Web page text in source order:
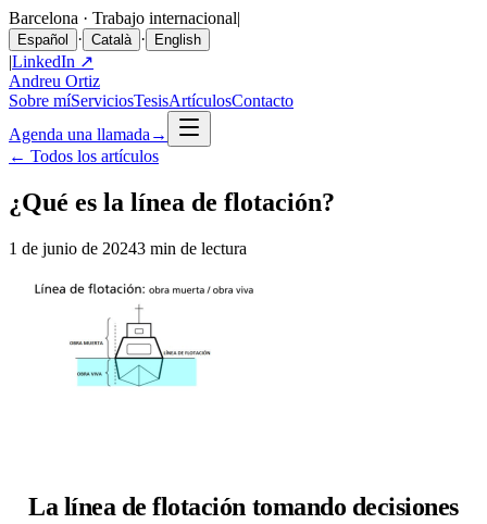
Barcelona · Trabajo internacional|
Español · Català · English
|LinkedIn ↗
Andreu Ortiz
Sobre míServiciosTesisArtículosContacto
Agenda una llamada →
← Todos los artículos
¿Qué es la línea de flotación?
1 de junio de 20243 min de lectura
La línea de flotación tomando decisiones